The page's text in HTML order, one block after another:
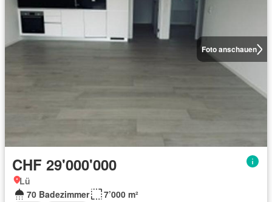
Foto anschauen
CHF 29'000'000
Lü
70 Badezimmer
7’000 m²